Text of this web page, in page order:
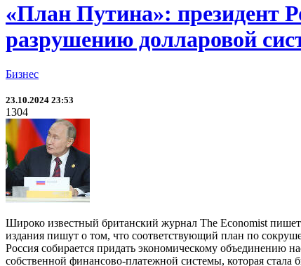
«План Путина»: президент
разрушению долларовой
Бизнес
23.10.2024 23:53
1304
Широко известный британский журнал The Economist
издания пишут о том, что соответствующий план по
Россия собирается придать экономическому объединению
собственной финансово-платежной системы, которая